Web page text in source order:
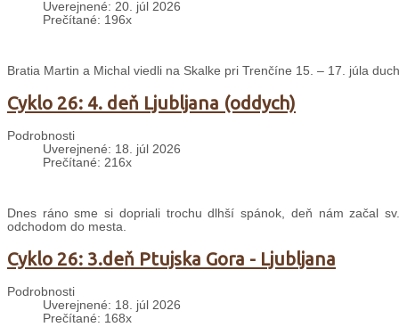
Uverejnené: 20. júl 2026
Prečítané: 196x
Bratia Martin a Michal viedli na Skalke pri Trenčíne 15. – 17. júla
Cyklo 26: 4. deň Ljubljana (oddych)
Podrobnosti
Uverejnené: 18. júl 2026
Prečítané: 216x
Dnes ráno sme si dopriali trochu dlhší spánok, deň nám začal
odchodom do mesta.
Cyklo 26: 3.deň Ptujska Gora - Ljubljana
Podrobnosti
Uverejnené: 18. júl 2026
Prečítané: 168x